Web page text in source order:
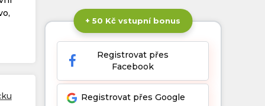
+ 50 Kč vstupní bonus
Registrovat přes
Facebook
Registrovat přes Google